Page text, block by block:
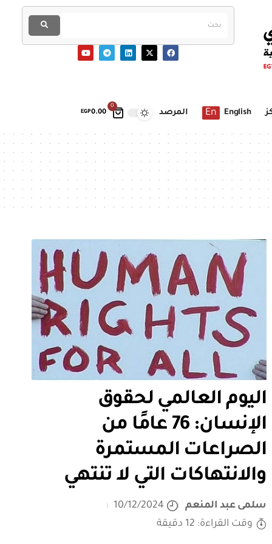
0
EGP0.00 English
En المرصد
اليوم العالمي لحقوق
الإنسان: 76 عامًا من
الصراعات المستمرة
والانتهاكات التي لا تنتهي
سلمى عبد المنعم
10/12/2024
وقت القراءة: 12 دقيقة